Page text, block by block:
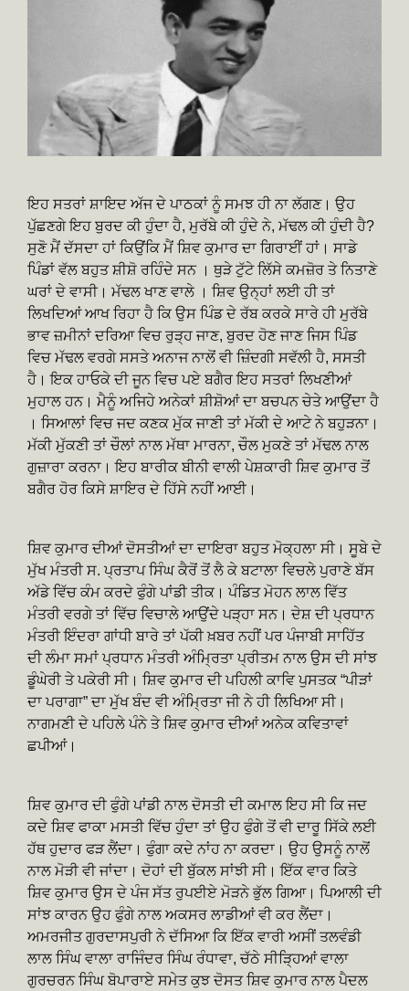
ਇਹ ਸਤਰਾਂ ਸ਼ਾਇਦ ਅੱਜ ਦੇ ਪਾਠਕਾਂ ਨੂੰ ਸਮਝ ਹੀ ਨਾ ਲੱਗਣ। ਉਹ
ਪੁੱਛਣਗੇ ਇਹ ਬੁਰਦ ਕੀ ਹੁੰਦਾ ਹੈ, ਮੁਰੱਬੇ ਕੀ ਹੁੰਦੇ ਨੇ, ਮੱਢਲ ਕੀ ਹੁੰਦੀ ਹੈ?
ਸੁਣੋ ਮੈਂ ਦੱਸਦਾ ਹਾਂ ਕਿਉਂਕਿ ਮੈਂ ਸ਼ਿਵ ਕੁਮਾਰ ਦਾ ਗਿਰਾਈਂ ਹਾਂ। ਸਾਡੇ
ਪਿੰਡਾਂ ਵੱਲ ਬਹੁਤ ਸ਼ੀਸ਼ੋ ਰਹਿੰਦੇ ਸਨ । ਥੁੜੇ ਟੁੱਟੇ ਲਿੱਸੇ ਕਮਜ਼ੋਰ ਤੇ ਨਿਤਾਣੇ
ਘਰਾਂ ਦੇ ਵਾਸੀ। ਮੱਢਲ ਖਾਣ ਵਾਲੇ । ਸ਼ਿਵ ਉਨ੍ਹਾਂ ਲਈ ਹੀ ਤਾਂ
ਲਿਖਦਿਆਂ ਆਖ ਰਿਹਾ ਹੈ ਕਿ ਉਸ ਪਿੰਡ ਦੇ ਰੱਬ ਕਰਕੇ ਸਾਰੇ ਹੀ ਮੁਰੱਬੇ
ਭਾਵ ਜ਼ਮੀਨਾਂ ਦਰਿਆ ਵਿਚ ਰੁੜ੍ਹ ਜਾਣ, ਬੁਰਦ ਹੋਣ ਜਾਣ ਜਿਸ ਪਿੰਡ
ਵਿਚ ਮੱਢਲ ਵਰਗੇ ਸਸਤੇ ਅਨਾਜ ਨਾਲੋਂ ਵੀ ਜ਼ਿੰਦਗੀ ਸਵੱਲੀ ਹੈ, ਸਸਤੀ
ਹੈ। ਇਕ ਹਾਓਕੇ ਦੀ ਜੂਨ ਵਿਚ ਪਏ ਬਗੈਰ ਇਹ ਸਤਰਾਂ ਲਿਖਣੀਆਂ
ਮੁਹਾਲ ਹਨ। ਮੈਨੂੰ ਅਜਿਹੇ ਅਨੇਕਾਂ ਸ਼ੀਸ਼ੋਆਂ ਦਾ ਬਚਪਨ ਚੇਤੇ ਆਉਂਦਾ ਹੈ
। ਸਿਆਲਾਂ ਵਿਚ ਜਦ ਕਣਕ ਮੁੱਕ ਜਾਣੀ ਤਾਂ ਮੱਕੀ ਦੇ ਆਟੇ ਨੇ ਬਹੁੜਨਾ।
ਮੱਕੀ ਮੁੱਕਣੀ ਤਾਂ ਚੌਲਾਂ ਨਾਲ ਮੱਥਾ ਮਾਰਨਾ, ਚੌਲ ਮੁਕਣੇ ਤਾਂ ਮੱਢਲ ਨਾਲ
ਗੁਜ਼ਾਰਾ ਕਰਨਾ। ਇਹ ਬਾਰੀਕ ਬੀਨੀ ਵਾਲੀ ਪੇਸ਼ਕਾਰੀ ਸ਼ਿਵ ਕੁਮਾਰ ਤੋਂ
ਬਗੈਰ ਹੋਰ ਕਿਸੇ ਸ਼ਾਇਰ ਦੇ ਹਿੱਸੇ ਨਹੀਂ ਆਈ।
ਸ਼ਿਵ ਕੁਮਾਰ ਦੀਆਂ ਦੋਸਤੀਆਂ ਦਾ ਦਾਇਰਾ ਬਹੁਤ ਮੋਕ੍ਹਲਾ ਸੀ। ਸੂਬੇ ਦੇ
ਮੁੱਖ ਮੰਤਰੀ ਸ. ਪ੍ਰਤਾਪ ਸਿੰਘ ਕੈਰੋਂ ਤੋਂ ਲੈ ਕੇ ਬਟਾਲਾ ਵਿਚਲੇ ਪੁਰਾਣੇ ਬੱਸ
ਅੱਡੇ ਵਿੱਚ ਕੰਮ ਕਰਦੇ ਫੁੰਗੇ ਪਾਂਡੀ ਤੀਕ। ਪੰਡਿਤ ਮੋਹਨ ਲਾਲ ਵਿੱਤ
ਮੰਤਰੀ ਵਰਗੇ ਤਾਂ ਵਿੱਚ ਵਿਚਾਲੇ ਆਉਂਦੇ ਪੜ੍ਹਾ ਸਨ। ਦੇਸ਼ ਦੀ ਪ੍ਰਧਾਨ
ਮੰਤਰੀ ਇੰਦਰਾ ਗਾਂਧੀ ਬਾਰੇ ਤਾਂ ਪੱਕੀ ਖ਼ਬਰ ਨਹੀਂ ਪਰ ਪੰਜਾਬੀ ਸਾਹਿੱਤ
ਦੀ ਲੰਮਾ ਸਮਾਂ ਪ੍ਰਧਾਨ ਮੰਤਰੀ ਅੰਮ੍ਰਿਤਾ ਪ੍ਰੀਤਮ ਨਾਲ ਉਸ ਦੀ ਸਾਂਝ
ਡੂੰਘੇਰੀ ਤੇ ਪਕੇਰੀ ਸੀ। ਸ਼ਿਵ ਕੁਮਾਰ ਦੀ ਪਹਿਲੀ ਕਾਵਿ ਪੁਸਤਕ “ਪੀੜਾਂ
ਦਾ ਪਰਾਗਾ” ਦਾ ਮੁੱਖ ਬੰਦ ਵੀ ਅੰਮ੍ਰਿਤਾ ਜੀ ਨੇ ਹੀ ਲਿਖਿਆ ਸੀ।
ਨਾਗਮਣੀ ਦੇ ਪਹਿਲੇ ਪੰਨੇ ਤੇ ਸ਼ਿਵ ਕੁਮਾਰ ਦੀਆਂ ਅਨੇਕ ਕਵਿਤਾਵਾਂ
ਛਪੀਆਂ।
ਸ਼ਿਵ ਕੁਮਾਰ ਦੀ ਫੁੰਗੇ ਪਾਂਡੀ ਨਾਲ ਦੋਸਤੀ ਦੀ ਕਮਾਲ ਇਹ ਸੀ ਕਿ ਜਦ
ਕਦੇ ਸ਼ਿਵ ਫਾਕਾ ਮਸਤੀ ਵਿੱਚ ਹੁੰਦਾ ਤਾਂ ਉਹ ਫੁੰਗੇ ਤੋਂ ਵੀ ਦਾਰੂ ਸਿੱਕੇ ਲਈ
ਹੱਥ ਹੁਦਾਰ ਫੜ ਲੈਂਦਾ। ਫੁੰਗਾ ਕਦੇ ਨਾਂਹ ਨਾ ਕਰਦਾ। ਉਹ ਉਸਨੂੰ ਨਾਲੋਂ
ਨਾਲ ਮੋੜੀ ਵੀ ਜਾਂਦਾ। ਦੋਹਾਂ ਦੀ ਬੁੱਕਲ ਸਾਂਝੀ ਸੀ। ਇੱਕ ਵਾਰ ਕਿਤੇ
ਸ਼ਿਵ ਕੁਮਾਰ ਉਸ ਦੇ ਪੰਜ ਸੱਤ ਰੁਪਈਏ ਮੋੜਨੇ ਭੁੱਲ ਗਿਆ। ਪਿਆਲੀ ਦੀ
ਸਾਂਝ ਕਾਰਨ ਉਹ ਫੁੰਗੇ ਨਾਲ ਅਕਸਰ ਲਾਡੀਆਂ ਵੀ ਕਰ ਲੈਂਦਾ।
ਅਮਰਜੀਤ ਗੁਰਦਾਸਪੁਰੀ ਨੇ ਦੱਸਿਆ ਕਿ ਇੱਕ ਵਾਰੀ ਅਸੀਂ ਤਲਵੰਡੀ
ਲਾਲ ਸਿੰਘ ਵਾਲਾ ਰਾਜਿੰਦਰ ਸਿੰਘ ਰੰਧਾਵਾ, ਚੱਠੇ ਸੀੜ੍ਹਿਆਂ ਵਾਲਾ
ਗੁਰਚਰਨ ਸਿੰਘ ਬੋਪਾਰਾਏ ਸਮੇਤ ਕੁਝ ਦੋਸਤ ਸ਼ਿਵ ਕੁਮਾਰ ਨਾਲ ਪੈਦਲ